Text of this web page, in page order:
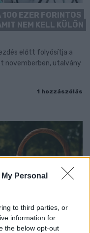
Personal
to third parties, or
information for
the below opt-out
100 EZER FORINTOS
NEM KELL KÜLÖN
előtt folyósítja a
novemberben, utalvány
1 hozzászólás